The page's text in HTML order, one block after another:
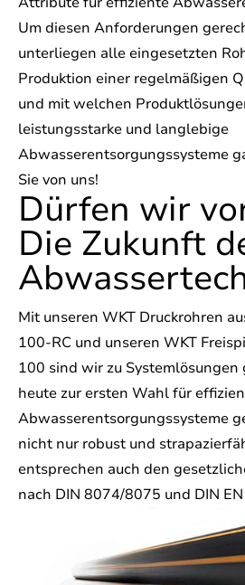
Um diesen Anforderungen
unterliegen alle eingesetzten
Produktion einer regelmäßigen
und mit welchen
leistungsstarke und langlebige
Abwasserentsorgungssysteme
Sie von uns!
Dürfen wir
Die Zukunft
Mit unseren WKT Druckrohren
100-RC und unseren WKT
100 sind wir zu Systemlösungen
heute zur ersten Wahl für
Abwasserentsorgungssysteme
nicht nur robust und
entsprechen auch den
nach DIN 8074/8075 und DIN